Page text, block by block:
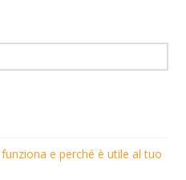
e perché è utile al tuo